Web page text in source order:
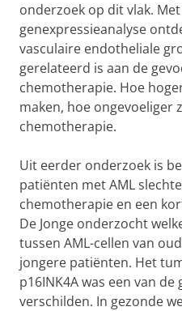
onderzoek op dit vlak.
genexpressieanalyse
vasculaire endotheliale
gerelateerd is aan de
chemotherapie. Hoe
maken, hoe ongevoeliger
chemotherapie.
Uit eerder onderzoek is
patiënten met AML
chemotherapie en een
De Jonge onderzocht
tussen AML-cellen van
jongere patiënten. Het
p16INK4A was een van
verschilden. In gezonde